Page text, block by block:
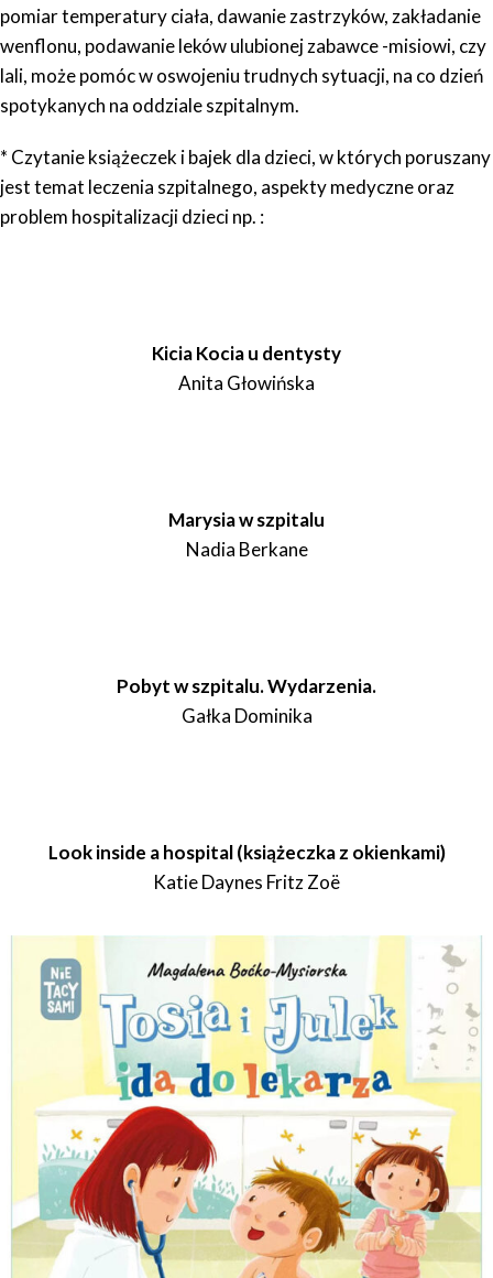
pomiar temperatury ciała, dawanie zastrzyków, zakładanie
wenflonu, podawanie leków ulubionej zabawce -misiowi, czy
lali, może pomóc w oswojeniu trudnych sytuacji, na co dzień
spotykanych na oddziale szpitalnym.
* Czytanie książeczek i bajek dla dzieci, w których poruszany
jest temat leczenia szpitalnego, aspekty medyczne oraz
problem hospitalizacji dzieci np. :
Kicia Kocia u dentysty
Anita Głowińska
Marysia w szpitalu
Nadia Berkane
Pobyt w szpitalu. Wydarzenia.
Gałka Dominika
Look inside a hospital (książeczka z okienkami)
Katie Daynes Fritz Zoë